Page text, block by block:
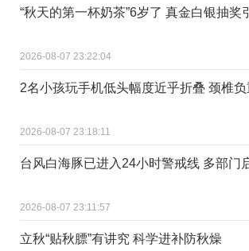
“秋天的第一杯奶茶”6岁了 真金白银抽奖
2026-08-07 23:22:04
2名小孩玩手机低头幅度近乎折叠 颈椎
2026-08-07 23:18:11
台风白海豚已进入24小时警戒线 多部门
2026-08-07 23:11:57
立秋“贴秋膘”有讲究 科学进补防秋燥